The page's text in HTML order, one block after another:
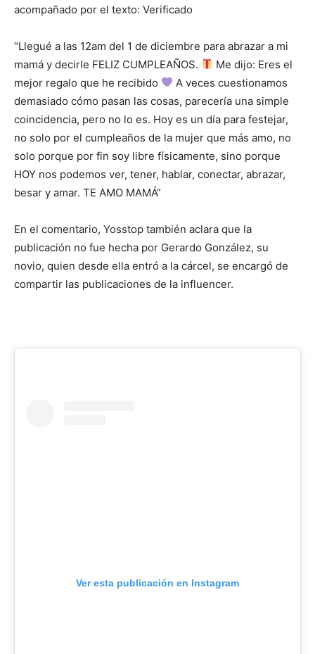
acompañado por el texto: Verificado
“Llegué a las 12am del 1 de diciembre para abrazar a mi
mamá y decirle FELIZ CUMPLEAÑOS.
Me dijo: Eres el
mejor regalo que he recibido
A veces cuestionamos
demasiado cómo pasan las cosas, parecería una simple
coincidencia, pero no lo es. Hoy es un día para festejar,
no solo por el cumpleaños de la mujer que más amo, no
solo porque por fin soy libre físicamente, sino porque
HOY nos podemos ver, tener, hablar, conectar, abrazar,
besar y amar. TE AMO MAMÁ”
En el comentario, Yosstop también aclara que la
publicación no fue hecha por Gerardo González, su
novio, quien desde ella entró a la cárcel, se encargó de
compartir las publicaciones de la influencer.
Ver esta publicación en Instagram